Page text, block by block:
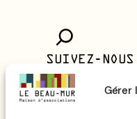
Gérer
c
h
e
SUIVEZ-NOUS
Adresse e-mail